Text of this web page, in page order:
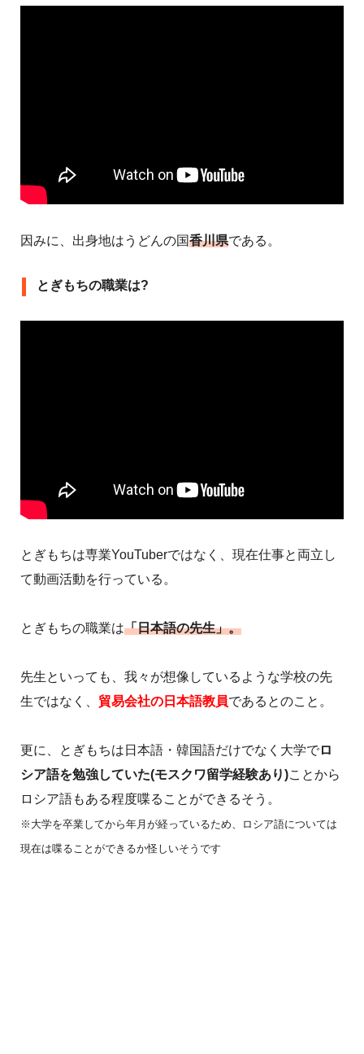
因みに、出身地はうどんの国香川県である。
とぎもちの職業は?
とぎもちは専業YouTuberではなく、現在仕事と両立し
て動画活動を行っている。
とぎもちの職業は「日本語の先生」。
先生といっても、我々が想像しているような学校の先
生ではなく、 貿易会社の日本語教員であるとのこと。
更に、とぎもちは日本語・韓国語だけでなく大学でロ
シア語を勉強していた(モスクワ留学経験あり)ことから
ロシア語もある程度喋ることができるそう。
※大学を卒業してから年月が経っているため、ロシア語については
現在は喋ることができるか怪しいそうです